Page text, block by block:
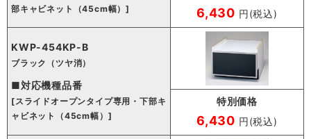
部キャビネット（45cm幅）]
6,430 円(税込)
KWP-454KP-B
ブラック（ツヤ消）
■対応機種品番
[スライドオープンタイプ専用・下部キ
ャビネット（45cm幅）]
特別価格
6,430 円(税込)